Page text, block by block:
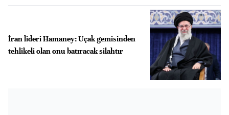
İran lideri Hamaney: Uçak gemisinden
tehlikeli olan onu batıracak silahtır